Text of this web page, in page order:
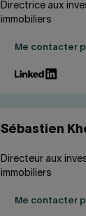
Directrice aux
immobiliers
Me contacter
Sébastien
Directeur aux
immobiliers
Me contacter